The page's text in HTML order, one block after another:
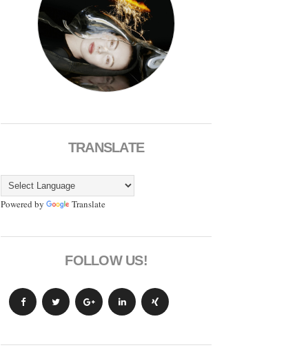
TRANSLATE
Powered by Translate
FOLLOW US!